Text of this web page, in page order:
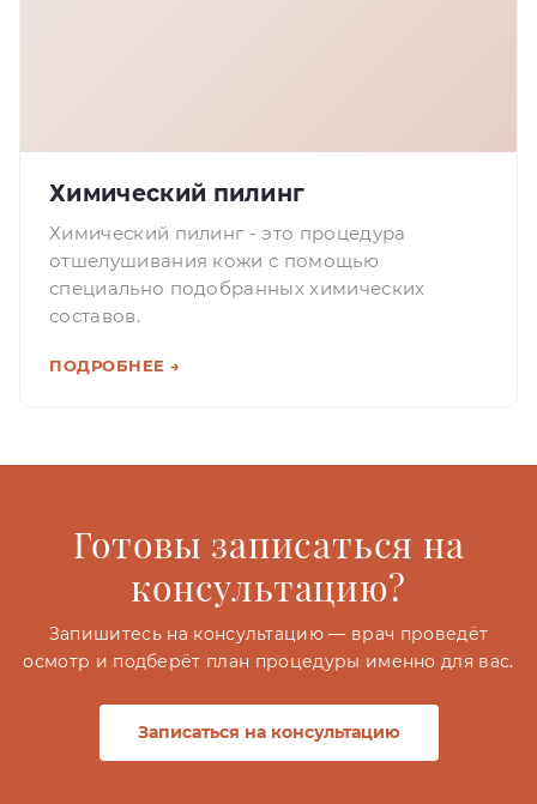
Химический пилинг
Химический пилинг - это процедура
отшелушивания кожи с помощью
специально подобранных химических
составов.
ПОДРОБНЕЕ →
Готовы записаться на
консультацию?
Запишитесь на консультацию — врач проведёт
осмотр и подберёт план процедуры именно для вас.
Записаться на консультацию